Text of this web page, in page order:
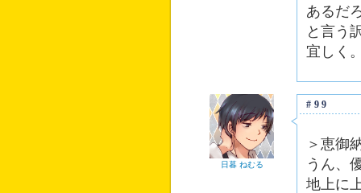
あるだ
と言う
宜しく
日暮 ねむる
#99
＞恵御
うん、
地上に